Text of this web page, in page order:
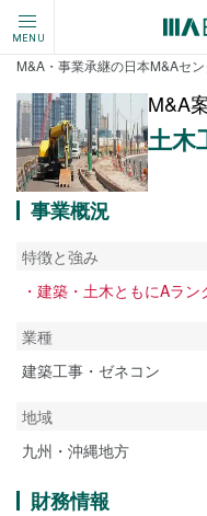
MENU
M&A・事業承継の日本M&Aセ
M&A
土木
事業概況
特徴と強み
・建築・土木ともにAラ
業種
建築工事・ゼネコン
地域
九州・沖縄地方
財務情報